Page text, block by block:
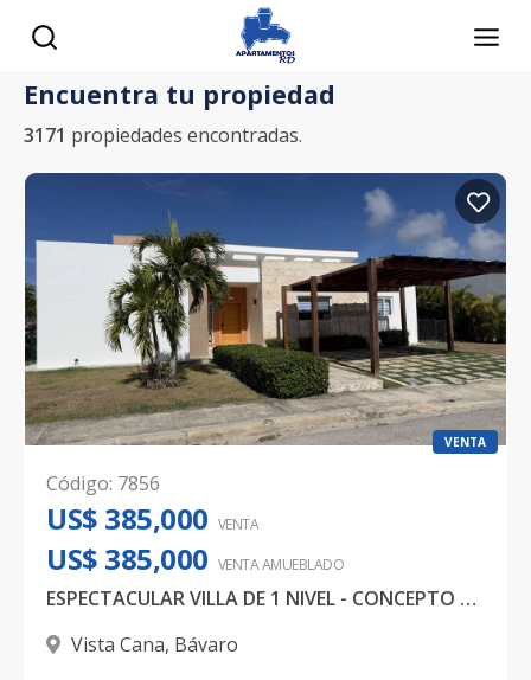
Encuentra tu propiedad
3171 propiedades encontradas.
VENTA
Código: 7856
US$ 385,000 VENTA
US$ 385,000 VENTA AMUEBLADO
ESPECTACULAR VILLA DE 1 NIVEL - CONCEPTO FAMILIAR
Vista Cana, Bávaro